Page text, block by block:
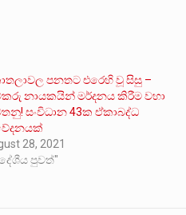
පනතට එරෙහි වූ සිසු –
නායකයින් මර්දනය කිරීම වහා
සංවිධාන 43ක ඒකාබද්ධ
28, 2021
පුවත්"